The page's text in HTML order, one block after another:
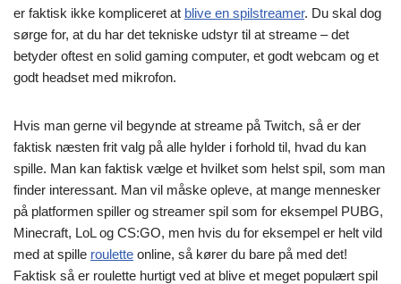
er faktisk ikke kompliceret at blive en spilstreamer. Du skal dog
sørge for, at du har det tekniske udstyr til at streame – det
betyder oftest en solid gaming computer, et godt webcam og et
godt headset med mikrofon.
Hvis man gerne vil begynde at streame på Twitch, så er der
faktisk næsten frit valg på alle hylder i forhold til, hvad du kan
spille. Man kan faktisk vælge et hvilket som helst spil, som man
finder interessant. Man vil måske opleve, at mange mennesker
på platformen spiller og streamer spil som for eksempel PUBG,
Minecraft, LoL og CS:GO, men hvis du for eksempel er helt vild
med at spille roulette online, så kører du bare på med det!
Faktisk så er roulette hurtigt ved at blive et meget populært spil